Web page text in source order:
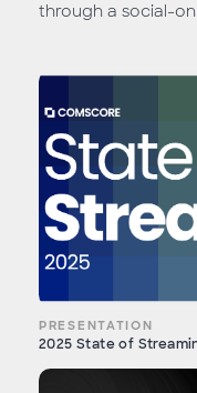
through a social-
PRESENTATION
2025 State of